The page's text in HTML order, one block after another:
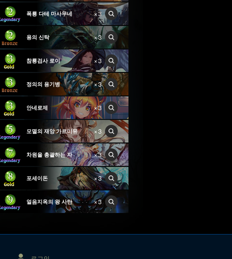
폭룡 다테 마사무네 ×3
용의 신탁 ×3
참룡검사 로이 ×3
정의의 용기병 ×3
안네로제 ×3
모멸의 재앙 가르미유 ×3
차원을 총괄하는 자 ×3
포세이돈 ×3
얼음지옥의 왕 사탄 ×3